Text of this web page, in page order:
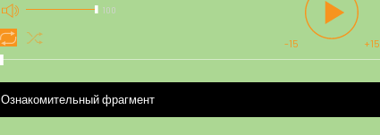
100
-15 +15
Ознакомительный фрагмент